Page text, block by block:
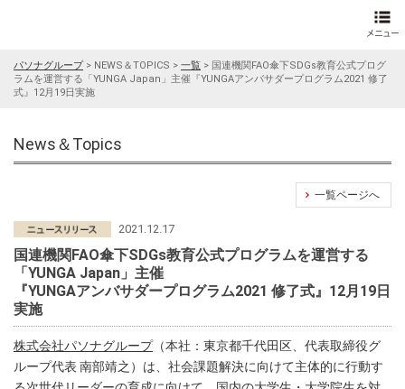
パソナグループ> NEWS＆TOPICS > 一覧 > 国連機関FAO傘下SDGs教育公式プログ
ラムを運営する「YUNGA Japan」主催『YUNGAアンバサダープログラム2021 修了
式』12月19日実施
News＆Topics
一覧ページへ
2021.12.17
国連機関FAO傘下SDGs教育公式プログラムを運営する
「YUNGA Japan」主催
『YUNGAアンバサダープログラム2021 修了式』12月19日
実施
株式会社パソナグループ（本社：東京都千代田区、代表取締役グ
ループ代表 南部靖之）は、社会課題解決に向けて主体的に行動す